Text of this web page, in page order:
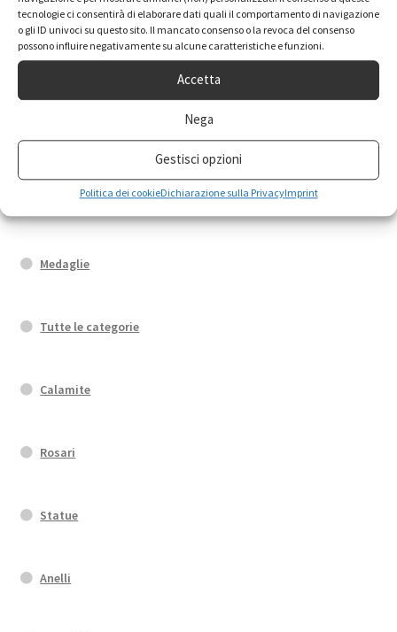
tecnologie ci consentirà di elaborare dati quali il comportamento di navigazione
o gli ID univoci su questo sito. Il mancato consenso o la revoca del consenso
possono influire negativamente su alcune caratteristiche e funzioni.
Accetta
Nega
Gestisci opzioni
Politica dei cookieDichiarazione sulla PrivacyImprint
Orecchini
Bracciali
Portachiavi
Medaglie
Tutte le categorie
Calamite
Rosari
Statue
Anelli